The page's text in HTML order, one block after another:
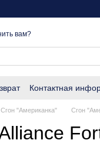
вам?
Контактная
Сгон "Американка" Сгон